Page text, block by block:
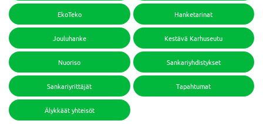
EkoTeko Hanketarinat
Jouluhanke Kestävä Karhuseutu
Nuoriso Sankariyhdistykset
Sankariyrittäjät Tapahtumat
Älykkäät yhteisöt